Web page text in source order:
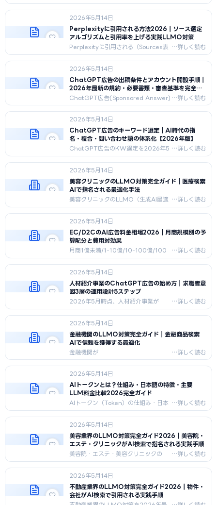
Sponsored Answer）コンテンツ設計
を2026年最新版で完全解説。OAI-
SearchBotの評価アルゴリズム、引用
されやすい10特徴、構造設計、技術施
策、業種別パターンを網羅。
2026年5月14日
Perplexityに引用される方法2026｜ソース選定
アルゴリズムと引用率を上げる実践LLMO対策
Perplexityに引用される（Sources表
示）方法を2026年最新版で完全解
説。ソース選定アルゴリズム、
PerplexityBot対応、引用されるコン
テンツ構造、ドメイン権威性構築、引
用モニタリングを網羅。
2026年5月14日
ChatGPT広告の出稿条件とアカウント開設手順｜
2026年最新の規約・必要書類・審査基準を完全解
説
ChatGPT広告(Sponsored Answer)
の出稿条件と必要書類を2026年5月時
点で体系化。法人要件・業種別可否・
8ステップフロー・審査長期化の典型5
パターンまで実案件ベースで解説
2026年5月14日
ChatGPT広告のキーワード選定｜AI時代の指
名・複合・問い合わせ語の体系化【2026年版】
ChatGPT広告のKW選定を2026年5
月時点で体系化。L1指名語/L2複合
語/L3問い合わせ語の3階層モデル、8
つの収集ソース、業種別20語例。
2026年5月14日
美容クリニックのLLMO対策完全ガイド｜医療検索
AIで指名される最適化手法
美容クリニックのLLMO（生成AI最適
化）対策完全ガイド。医師個人エンテ
ィティ統合・症例FAQ構造化・llms.txt
設置・引用率モニタリング・医療広告
ガイドライン境界線を体系化。
2026年5月14日
EC/D2CのAI広告料金相場2026｜月商規模別の予
算配分と費用対効果
月商1億未満/1-10億/10-100億/100
億超の4規模別にAI広告予算とチャネル
配分、ROAS判定基準、代理店vs内製
の費用構造を解説。月商5,000万円の
12ヶ月シミュレーション付き。
2026年5月14日
人材紹介事業のChatGPT広告の始め方｜求職者意
図3層の運用設計5ステップ
2026年5月時点、人材紹介事業が
ChatGPT広告を初月50〜150万円で
立ち上げるための実務ガイド。求職者
意図3クラスタ分解・法令対応・LP制
作・運用開始・面談化率改善を5ステッ
プで解説。
2026年5月14日
金融機関のLLMO対策完全ガイド｜金融商品検索
AIで信頼を獲得する最適化
金融機関が
ChatGPT/Perplexity/Geminiで引用
されるLLMO実装法を解説。エンティ
ティ統合、運用実績データ構造化、引
用率モニタリング、規制対応を2026年
5月時点で網羅。
2026年5月14日
AIトークンとは？仕組み・日本語の特徴・主要
LLM料金比較2026完全ガイド
AIトークン（Token）の仕組み・日本
語でのトークン数が多い理由・
ChatGPT/Claude/Gemini/Llamaの
API料金比較・コスト削減テクニックを
2026年最新版で完全解説。
2026年5月14日
美容業界のLLMO対策完全ガイド2026｜美容院・
エステ・クリニックがAI検索で指名される実践手順
美容院・エステ・美容クリニックの
LLMO対策を2026年最新版で完全解
説。薬機法・医療広告ガイドライン準
拠の表現設計、
HealthCare/LocalBusinessスキー
マ、口コミ・症例のE-E-A-T強化、エ
2026年5月14日
不動産業界のLLMO対策完全ガイド2026｜物件・
会社がAI検索で引用される実践手順
補助金の申請代行をお探しの方
専門家に無料相談する
地域・業種から選べる
お近くの専門家を探す